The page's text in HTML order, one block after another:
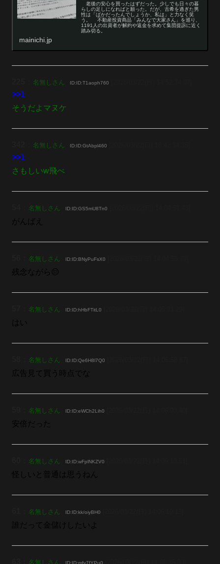
老後の安心を買ったはずだった。少しでも日々の暮
らしの足しになればと願った。だが、古希を過ぎた男
性は「ばかだったんでしょうか、私は」と力なく笑
う。 不動産投資商品「みんなで大家さん」を巡り、
1191人の出資者が解約や返金を求めて集団提訴に近く
踏み切る。
mainichi.jp
名無しさん ID:ID:T1aoph760
>>1
そうだよマヌケ
名無しさん ID:ID:GtAbpl460
>>1
さもしいw飛べ
名無しさん ID:ID:GS5mU8Tn0
がんばえ
名無しさん ID:ID:BNyPuFsX0
残念ながら😔
名無しさん ID:ID:hHbFTitL0
はい
名無しさん ID:ID:Qe6H8l7Q0
広告見て買う時点でな
名無しさん ID:ID:eWCh2Lih0
安倍だった
名無しさん ID:ID:wFplNKZV0
怪しいと普通は思うねん
名無しさん ID:ID:kk/oiyBH0
誰だって金儲けしたいよ
名無しさん ID:ID:mfv7fYPu0